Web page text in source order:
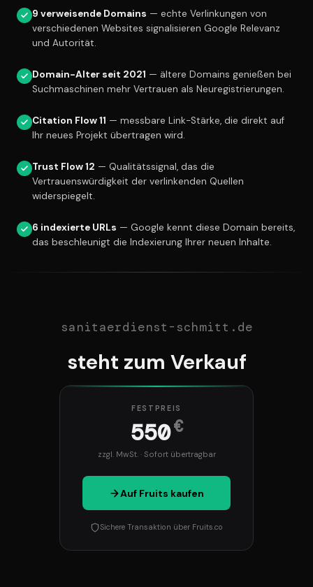
9 verweisende Domains — echte Verlinkungen von
verschiedenen Websites signalisieren Google Relevanz
und Autorität.
Domain-Alter seit 2021 — ältere Domains genießen bei
Suchmaschinen mehr Vertrauen als Neuregistrierungen.
Citation Flow 11 — messbare Link-Stärke, die direkt auf
Ihr neues Projekt übertragen wird.
Trust Flow 12 — Qualitätssignal, das die
Vertrauenswürdigkeit der verlinkenden Quellen
widerspiegelt.
6 indexierte URLs — Google kennt diese Domain bereits,
das beschleunigt die Indexierung Ihrer neuen Inhalte.
sanitaerdienst-schmitt.de
steht zum Verkauf
FESTPREIS
550€
zzgl. MwSt. · Sofort übertragbar
Auf Fruits kaufen
Sichere Transaktion über Fruits.co